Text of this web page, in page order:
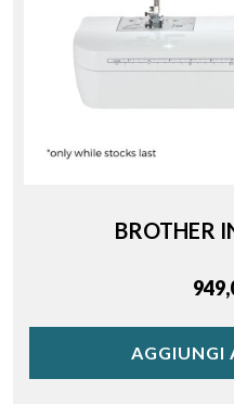
BROTHER
AGGIUNGI